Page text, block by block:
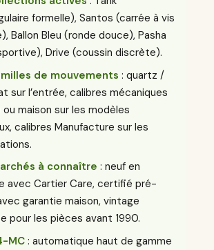
formelle), Santos (carrée à vis
Ballon Bleu (ronde douce), Pasha
Drive (coussin discrète).
de mouvements : quartz /
sur l’entrée, calibres mécaniques
maison sur les modèles
calibres Manufacture sur les
à connaître : neuf en
avec Cartier Care, certifié pré-
garantie maison, vintage
pour les pièces avant 1990.
MC : automatique haut de gamme